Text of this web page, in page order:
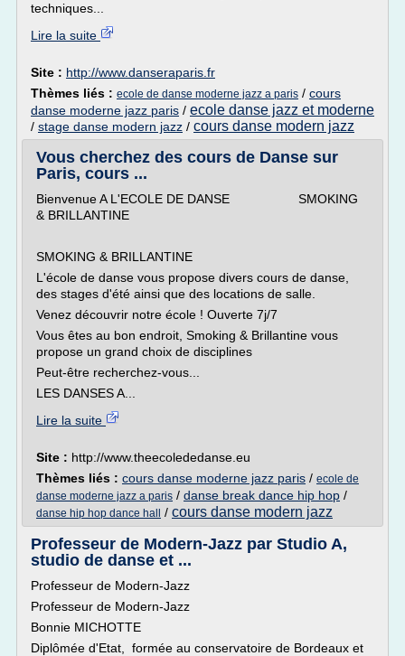
techniques...
Lire la suite
Site : http://www.danseraparis.fr
Thèmes liés : ecole de danse moderne jazz a paris / cours
danse moderne jazz paris / ecole danse jazz et moderne
/ stage danse modern jazz / cours danse modern jazz
Vous cherchez des cours de Danse sur
Paris, cours ...
Bienvenue A L'ECOLE DE DANSE SMOKING
& BRILLANTINE
SMOKING & BRILLANTINE
L'école de danse vous propose divers cours de danse,
des stages d'été ainsi que des locations de salle.
Venez découvrir notre école ! Ouverte 7j/7
Vous êtes au bon endroit, Smoking & Brillantine vous
propose un grand choix de disciplines
Peut-être recherchez-vous...
LES DANSES A...
Lire la suite
Site : http://www.theecolededanse.eu
Thèmes liés : cours danse moderne jazz paris / ecole de
danse moderne jazz a paris / danse break dance hip hop /
danse hip hop dance hall / cours danse modern jazz
Professeur de Modern-Jazz par Studio A,
studio de danse et ...
Professeur de Modern-Jazz
Professeur de Modern-Jazz
Bonnie MICHOTTE
Diplômée d'Etat, formée au conservatoire de Bordeaux et